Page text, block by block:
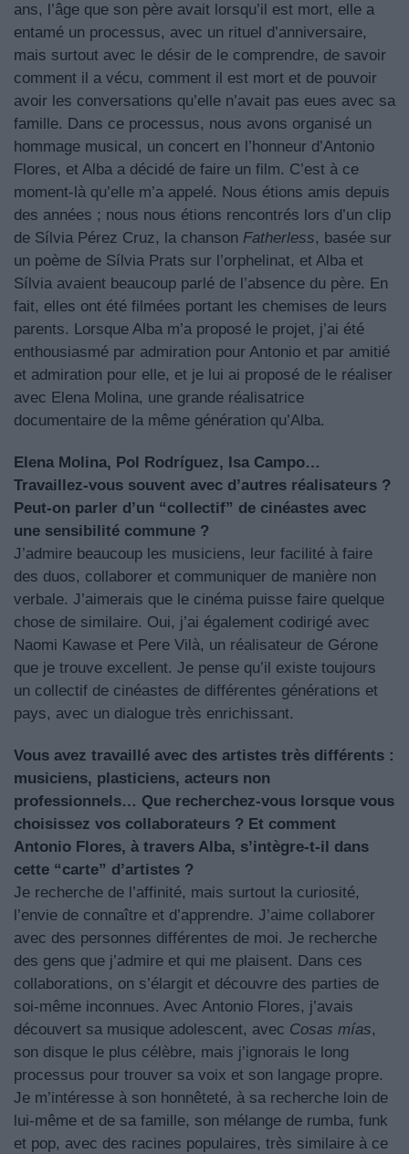
ans, l’âge que son père avait lorsqu’il est mort, elle a
entamé un processus, avec un rituel d’anniversaire,
mais surtout avec le désir de le comprendre, de savoir
comment il a vécu, comment il est mort et de pouvoir
avoir les conversations qu’elle n’avait pas eues avec sa
famille. Dans ce processus, nous avons organisé un
hommage musical, un concert en l’honneur d’Antonio
Flores, et Alba a décidé de faire un film. C’est à ce
moment-là qu’elle m’a appelé. Nous étions amis depuis
des années ; nous nous étions rencontrés lors d’un clip
de Sílvia Pérez Cruz, la chanson Fatherless, basée sur
un poème de Sílvia Prats sur l’orphelinat, et Alba et
Sílvia avaient beaucoup parlé de l’absence du père. En
fait, elles ont été filmées portant les chemises de leurs
parents. Lorsque Alba m’a proposé le projet, j’ai été
enthousiasmé par admiration pour Antonio et par amitié
et admiration pour elle, et je lui ai proposé de le réaliser
avec Elena Molina, une grande réalisatrice
documentaire de la même génération qu’Alba.
Elena Molina, Pol Rodríguez, Isa Campo…
Travaillez-vous souvent avec d’autres réalisateurs ?
Peut-on parler d’un “collectif” de cinéastes avec
une sensibilité commune ?
J’admire beaucoup les musiciens, leur facilité à faire
des duos, collaborer et communiquer de manière non
verbale. J’aimerais que le cinéma puisse faire quelque
chose de similaire. Oui, j’ai également codirigé avec
Naomi Kawase et Pere Vilà, un réalisateur de Gérone
que je trouve excellent. Je pense qu’il existe toujours
un collectif de cinéastes de différentes générations et
pays, avec un dialogue très enrichissant.
Vous avez travaillé avec des artistes très différents :
musiciens, plasticiens, acteurs non
professionnels… Que recherchez-vous lorsque vous
choisissez vos collaborateurs ? Et comment
Antonio Flores, à travers Alba, s’intègre-t-il dans
cette “carte” d’artistes ?
Je recherche de l’affinité, mais surtout la curiosité,
l’envie de connaître et d’apprendre. J’aime collaborer
avec des personnes différentes de moi. Je recherche
des gens que j’admire et qui me plaisent. Dans ces
collaborations, on s’élargit et découvre des parties de
soi-même inconnues. Avec Antonio Flores, j’avais
découvert sa musique adolescent, avec Cosas mías,
son disque le plus célèbre, mais j’ignorais le long
processus pour trouver sa voix et son langage propre.
Je m’intéresse à son honnêteté, à sa recherche loin de
lui-même et de sa famille, son mélange de rumba, funk
et pop, avec des racines populaires, très similaire à ce